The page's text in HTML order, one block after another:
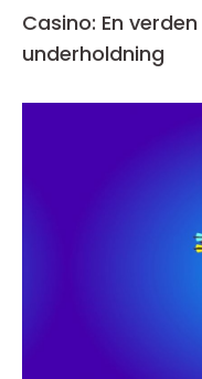
Casino: En
underholdning